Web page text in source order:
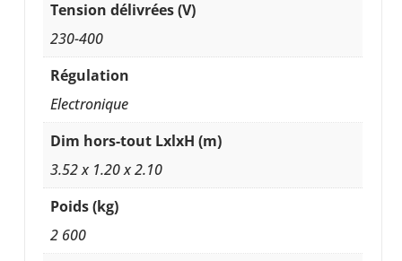
Tension délivrées (V)
230-400
Régulation
Electronique
Dim hors-tout LxlxH (m)
3.52 x 1.20 x 2.10
Poids (kg)
2 600